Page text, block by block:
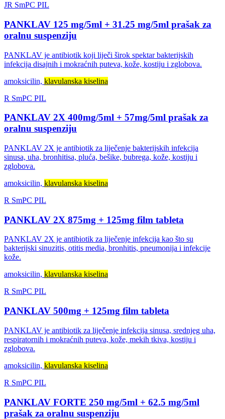
JR SmPC PIL
PANKLAV 125 mg/5ml + 31.25 mg/5ml prašak za
oralnu suspenziju
PANKLAV je antibiotik koji liječi širok spektar bakterijskih
infekcija disajnih i mokraćnih puteva, kože, kostiju i zglobova.
amoksicilin, klavulanska kiselina
R SmPC PIL
PANKLAV 2X 400mg/5ml + 57mg/5ml prašak za
oralnu suspenziju
PANKLAV 2X je antibiotik za liječenje bakterijskih infekcija
sinusa, uha, bronhitisa, pluća, bešike, bubrega, kože, kostiju i
zglobova.
amoksicilin, klavulanska kiselina
R SmPC PIL
PANKLAV 2X 875mg + 125mg film tableta
PANKLAV 2X je antibiotik za liječenje infekcija kao što su
bakterijski sinuzitis, otitis media, bronhitis, pneumonija i infekcije
kože.
amoksicilin, klavulanska kiselina
R SmPC PIL
PANKLAV 500mg + 125mg film tableta
PANKLAV je antibiotik za liječenje infekcija sinusa, srednjeg uha,
respiratornih i mokraćnih puteva, kože, mekih tkiva, kostiju i
zglobova.
amoksicilin, klavulanska kiselina
R SmPC PIL
PANKLAV FORTE 250 mg/5ml + 62.5 mg/5ml
prašak za oralnu suspenziju